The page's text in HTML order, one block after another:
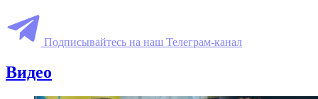
Подписывайтесь на наш Телеграм-канал
Видео